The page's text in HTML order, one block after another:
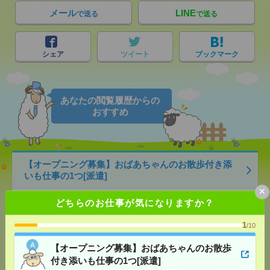
どちらのお仕事が気になりますか？
1/10
【オープニング募集】おばあちゃんのお散歩
付き添いも仕事の1つ[派遣]
×
メールで送る LINEで送る
シェア ツイート ブックマーク
あなたの閲覧履歴からの
おすすめ
【オープニング募集】おばあちゃんのお散歩付き添
いも仕事の1つ[派遣]
無資格未経験：時給1500円～ ■週払い
OK ■扶養内OK ■日収1万2000円以上
[交通費]交通費全額支給
[勤務地]瑞江駅/船堀駅/一之江駅/…
気になる！
説明会参加で全員に【現金2千円相当プレゼント】生